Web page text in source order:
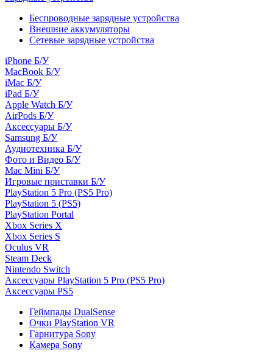
Беспроводные зарядные устройства
Внешние аккумуляторы
Сетевые зарядные устройства
iPhone Б/У
MacBook Б/У
iMac Б/У
iPad Б/У
Apple Watch Б/У
AirPods Б/У
Аксессуары Б/У
Samsung Б/У
Аудиотехника Б/У
Фото и Видео Б/У
Mac Mini Б/У
Игровые приставки Б/У
PlayStation 5 Pro (PS5 Pro)
PlayStation 5 (PS5)
PlayStation Portal
Xbox Series X
Xbox Series S
Oculus VR
Steam Deck
Nintendo Switch
Аксессуары PlayStation 5 Pro (PS5 Pro)
Аксессуары PS5
Геймпады DualSense
Очки PlayStation VR
Гарнитура Sony
Камера Sony